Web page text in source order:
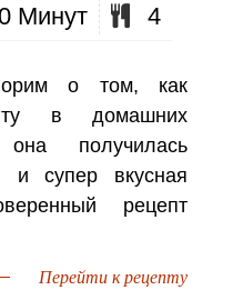
Минут 4
о том, как
в домашних
получилась
и супер вкусная
рецепт
Перейти к рецепту